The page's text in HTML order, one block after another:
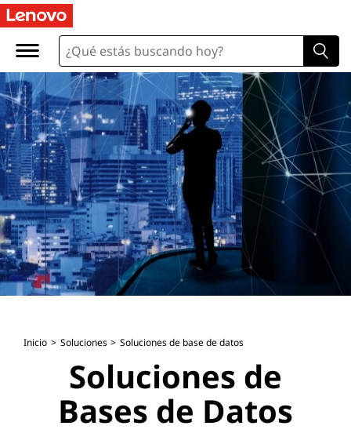
Inicio Soluciones Soluciones de base de datos
Soluciones de
Bases de Datos